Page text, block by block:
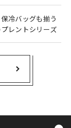
冷バッグも揃う
レントシリーズ